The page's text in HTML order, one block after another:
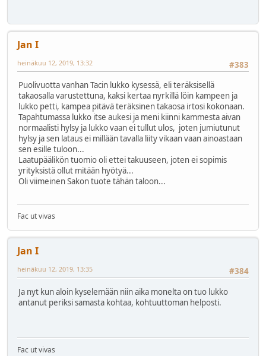
Jan I
#383
heinäkuu 12, 2019, 13:32
Puolivuotta vanhan Tacin lukko kysessä, eli teräksisellä
takaosalla varustettuna, kaksi kertaa nyrkillä löin kampeen ja
lukko petti, kampea pitävä teräksinen takaosa irtosi kokonaan.
Tapahtumassa lukko itse aukesi ja meni kiinni kammesta aivan
normaalisti hylsy ja lukko vaan ei tullut ulos, joten jumiutunut
hylsy ja sen lataus ei millään tavalla liity vikaan vaan ainoastaan
sen esille tuloon...
Laatupäälikön tuomio oli ettei takuuseen, joten ei sopimis
yrityksistä ollut mitään hyötyä...
Oli viimeinen Sakon tuote tähän taloon...
Fac ut vivas
Jan I
#384
heinäkuu 12, 2019, 13:35
Ja nyt kun aloin kyselemään niin aika monelta on tuo lukko
antanut periksi samasta kohtaa, kohtuuttoman helposti.
Fac ut vivas